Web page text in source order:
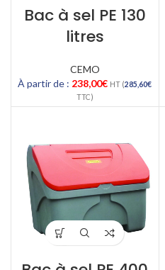
Bac à sel PE 130
litres
CEMO
À partir de : 238,00€ HT (285,60€
TTC)